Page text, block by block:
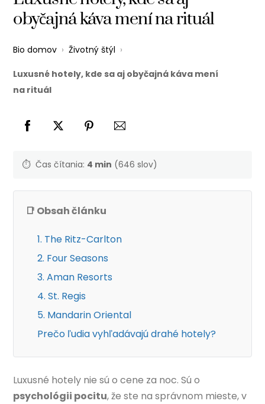
obyčajná káva mení na rituál
Bio domov › Životný štýl ›
Luxusné hotely, kde sa aj obyčajná káva mení
na rituál
⏱️ Čas čítania: 4 min (646 slov)
📑 Obsah článku
1. The Ritz-Carlton
2. Four Seasons
3. Aman Resorts
4. St. Regis
5. Mandarin Oriental
Prečo ľudia vyhľadávajú drahé hotely?
Luxusné hotely nie sú o cene za noc. Sú o
psychológii pocitu, že ste na správnom mieste, v